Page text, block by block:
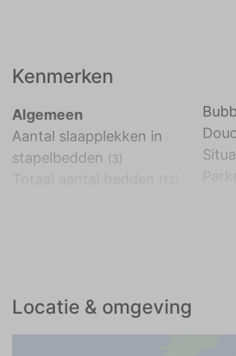
Kenmerken
Algemeen
Aantal slaapplekken in
stapelbedden (3)
Locatie & omgeving